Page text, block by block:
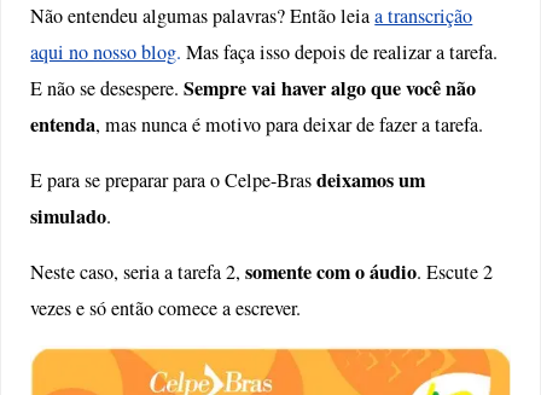
Não entendeu algumas palavras? Então leiaa transcrição
aqui no nosso blog. Mas faça isso depois de realizar a tarefa.
E não se desespere.Sempre vai haver algo que você não
entenda, mas nunca é motivo para deixar de fazer a tarefa.
E para se preparar para o Celpe-Brasdeixamos um
simulado.
Neste caso, seria a tarefa 2,somente com o áudio. Escute 2
vezes e só então comece a escrever.